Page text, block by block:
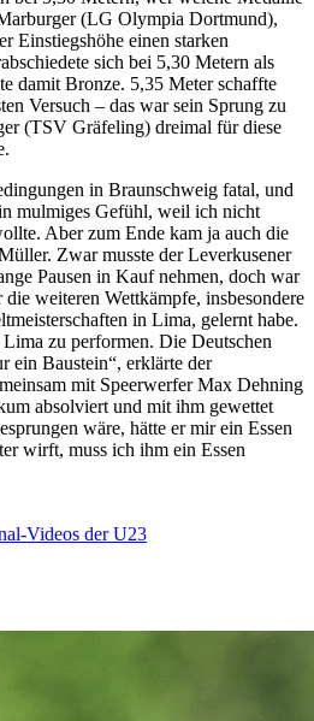
(LG Olympia Dortmund),
Einstiegshöhe einen starken
sich bei 5,30 Metern als
damit Bronze. 5,35 Meter schaffte
Versuch – das war sein Sprung zu
(TSV Gräfeling) dreimal für diese
in Braunschweig fatal, und
mulmiges Gefühl, weil ich nicht
Aber zum Ende kam ja auch die
Zwar musste der Leverkusener
Pausen in Kauf nehmen, doch war
weiteren Wettkämpfe, insbesondere
in Lima, gelernt habe.
zu performen. Die Deutschen
ein Baustein“, erklärte der
mit Speerwerfer Max Dehning
absolviert und mit ihm gewettet
wäre, hätte er mir ein Essen
wirft, muss ich ihm ein Essen
Videos der U23